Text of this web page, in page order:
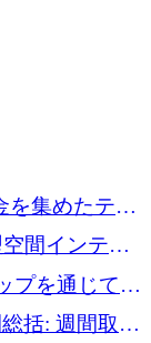
を集めたテク
間インテリ
ために 900
プを通じて通
めの投資部
括: 週間取引